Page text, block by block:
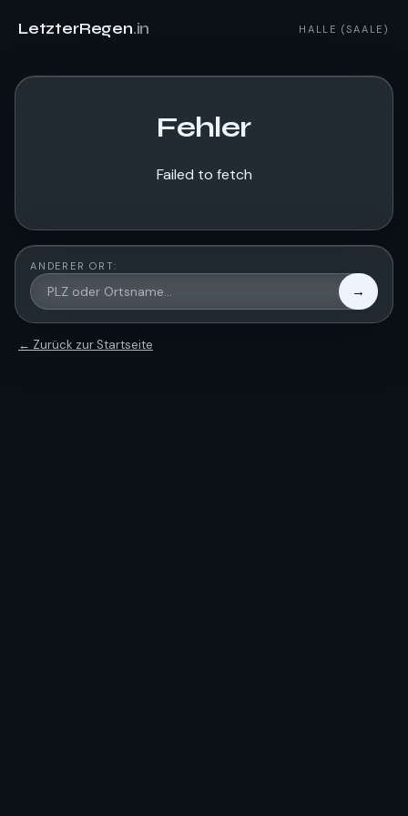
LetzterRegen.in HALLE (SAALE)
Fehler
Failed to fetch
ANDERER ORT:
→
← Zurück zur Startseite